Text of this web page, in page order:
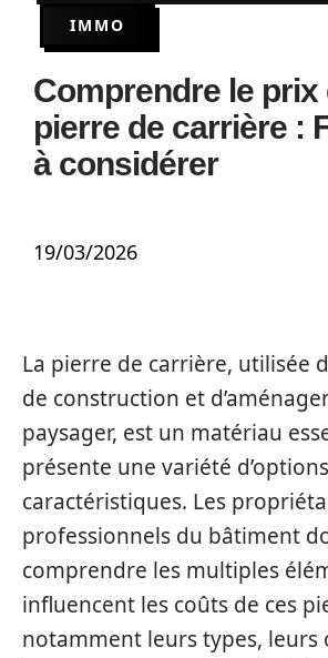
IMMO
Comprendre le prix
pierre de carrière :
à considérer
19/03/2026
La pierre de carrière, utilisée
de construction et
paysager, est un matériau
présente une variété
caractéristiques. Les
professionnels du bâtiment
comprendre les multiples
influencent les coûts de ces
notamment leurs types, leurs